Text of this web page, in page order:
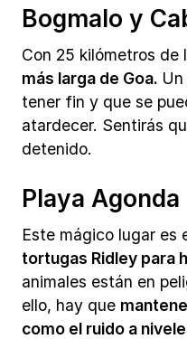
Bogmalo y
Con 25 kilómetros de
más larga de Goa.
tener fin y que se
atardecer. Sentirás
detenido.
Playa Agonda
Este mágico lugar es
tortugas Ridley para
animales están en
ello, hay que
como el ruido a